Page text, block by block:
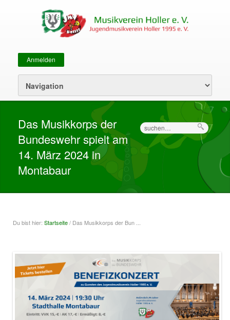
Sekundärmenü
Anmelden
Das Musikkorps der
Bundeswehr spielt am
14. März 2024 in
Montabaur
Suche
Du bist hier: Startseite/ Das Musikkorps der Bun ...